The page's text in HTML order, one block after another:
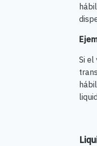
Si el